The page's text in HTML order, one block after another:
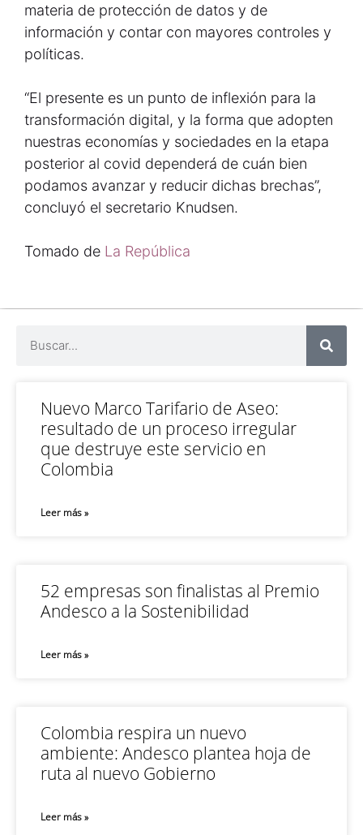
materia de protección de datos y de
información y contar con mayores controles y
políticas.
“El presente es un punto de inflexión para la
transformación digital, y la forma que adopten
nuestras economías y sociedades en la etapa
posterior al covid dependerá de cuán bien
podamos avanzar y reducir dichas brechas”,
concluyó el secretario Knudsen.
Tomado de La República
Nuevo Marco Tarifario de Aseo:
resultado de un proceso irregular
que destruye este servicio en
Colombia
Leer más »
52 empresas son finalistas al Premio
Andesco a la Sostenibilidad
Leer más »
Colombia respira un nuevo
ambiente: Andesco plantea hoja de
ruta al nuevo Gobierno
Leer más »